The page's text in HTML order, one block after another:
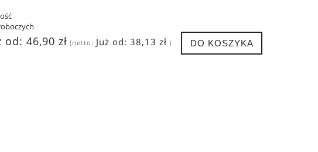
od:46,90 zł (netto: Już od:38,13 zł ) DO KOSZYKA